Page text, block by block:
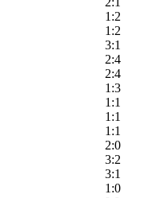
1:2
1:2
3:1
2:4
2:4
1:3
1:1
1:1
1:1
2:0
3:2
3:1
1:0